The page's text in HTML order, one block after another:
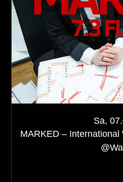
Sa,
MARKED – International
@